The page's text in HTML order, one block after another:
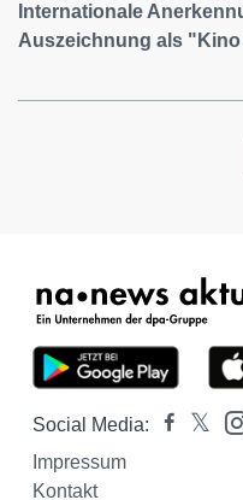
Internationale
Auszeichnung als
Social Media:
Impressum
Kontakt